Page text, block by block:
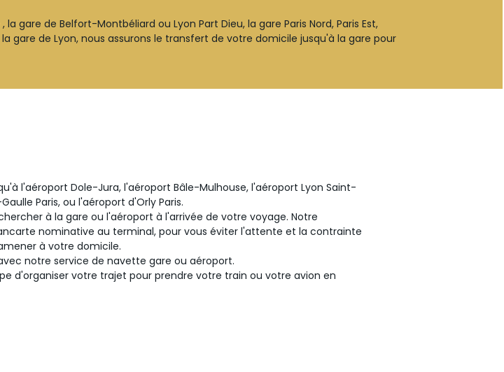
gare de Belfort-Montbéliard ou Lyon Part Dieu, la gare Paris Nord, Paris Est,
la gare de Lyon, nous assurons le transfert de votre domicile jusqu'à la gare pour
l'aéroport Dole-Jura, l'aéroport Bâle-Mulhouse, l'aéroport Lyon Saint-
Paris, ou l'aéroport d'Orly Paris.
à la gare ou l'aéroport à l'arrivée de votre voyage. Notre
nominative au terminal, pour vous éviter l'attente et la contrainte
à votre domicile.
notre service de navette gare ou aéroport.
d'organiser votre trajet pour prendre votre train ou votre avion en